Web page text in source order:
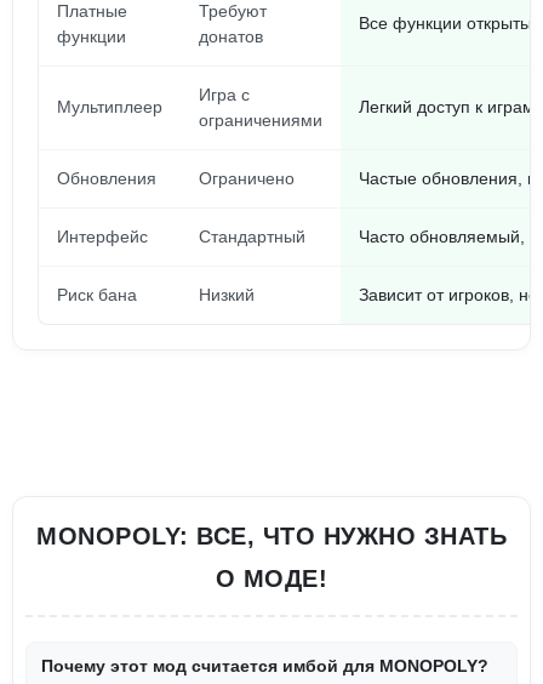
Платные
функции
Требуют
донатов
Все функции открыты
Мультиплеер
Игра с
ограничениями
Легкий доступ к играм
Обновления Ограничено Частые обновления,
Интерфейс Стандартный Часто обновляемый,
Риск бана Низкий Зависит от игроков,
MONOPOLY: ВСЕ, ЧТО НУЖНО ЗНАТЬ
О МОДЕ!
Почему этот мод считается имбой для MONOPOLY?